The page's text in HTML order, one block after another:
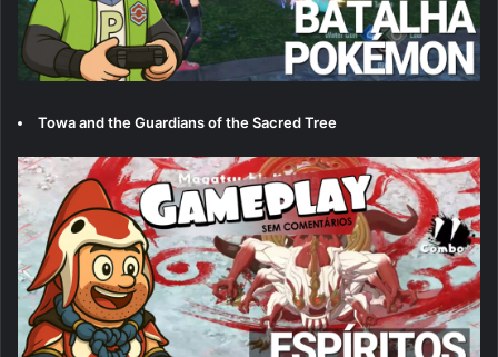
Towa and the Guardians of the Sacred Tree